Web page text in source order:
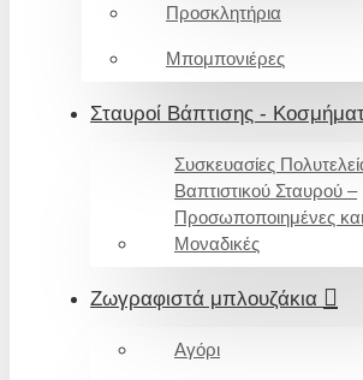
Προσκλητήρια
Μπομπονιέρες
Σταυροί Βάπτισης -
Συσκευασίες
Βαπτιστικού Σταυρού –
Προσωποποιημένες και
Μοναδικές
Ζωγραφιστά μπλουζάκια
Αγόρι